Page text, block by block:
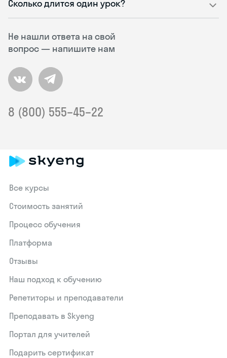
Не нашли ответа на свой
вопрос — напишите нам
8 (800) 555–45–22
Сколько длится один урок?
Все курсы
Стоимость занятий
Процесс обучения
Платформа
Отзывы
Наш подход к обучению
Репетиторы и преподаватели
Преподавать в Skyeng
Портал для учителей
Подарить сертификат